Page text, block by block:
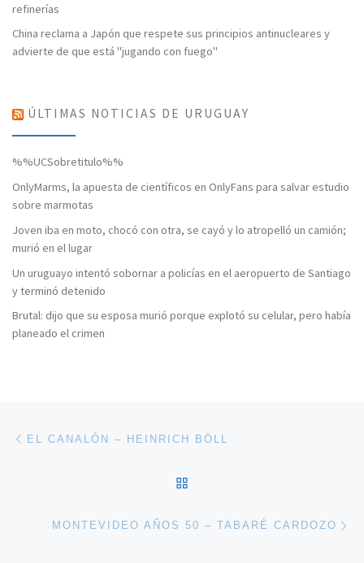
refinerías
China reclama a Japón que respete sus principios antinucleares y
advierte de que está "jugando con fuego"
ÚLTIMAS NOTICIAS DE URUGUAY
%%UCSobretitulo%%
OnlyMarms, la apuesta de científicos en OnlyFans para salvar estudio
sobre marmotas
Joven iba en moto, chocó con otra, se cayó y lo atropelló un camión;
murió en el lugar
Un uruguayo intentó sobornar a policías en el aeropuerto de Santiago
y terminó detenido
Brutal: dijo que su esposa murió porque explotó su celular, pero había
planeado el crimen
Navegación de entradas
EL CANALÓN – HEINRICH BÖLL
MONTEVIDEO AÑOS 50 – TABARÉ CARDOZO